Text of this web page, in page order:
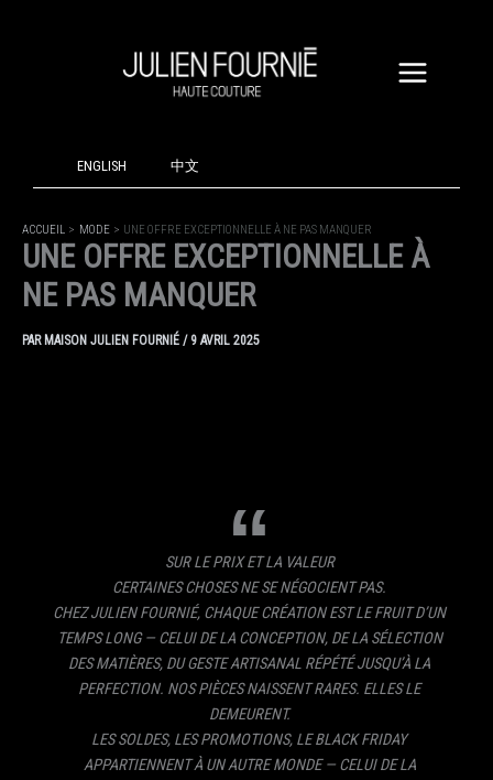
ENGLISH 中文
ACCUEIL MODE UNE OFFRE EXCEPTIONNELLE À NE PAS MANQUER
UNE OFFRE EXCEPTIONNELLE À
NE PAS MANQUER
PAR MAISON JULIEN FOURNIÉ / 9 AVRIL 2025
SUR LE PRIX ET LA VALEUR
CERTAINES CHOSES NE SE NÉGOCIENT PAS.
CHEZ JULIEN FOURNIÉ, CHAQUE CRÉATION EST LE FRUIT D’UN
TEMPS LONG — CELUI DE LA CONCEPTION, DE LA SÉLECTION
DES MATIÈRES, DU GESTE ARTISANAL RÉPÉTÉ JUSQU’À LA
PERFECTION. NOS PIÈCES NAISSENT RARES. ELLES LE
DEMEURENT.
LES SOLDES, LES PROMOTIONS, LE BLACK FRIDAY
APPARTIENNENT À UN AUTRE MONDE — CELUI DE LA